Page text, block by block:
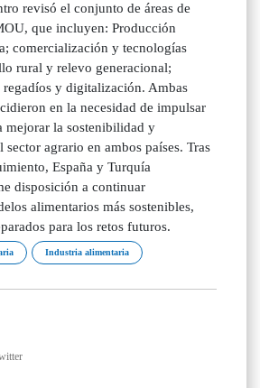
revisó el conjunto de áreas de
que incluyen: Producción
comercialización y tecnologías
rural y relevo generacional;
y digitalización. Ambas
en la necesidad de impulsar
mejorar la sostenibilidad y
agrario en ambos países. Tras
España y Turquía
disposición a continuar
alimentarios más sostenibles,
para los retos futuros.
Industria alimentaria